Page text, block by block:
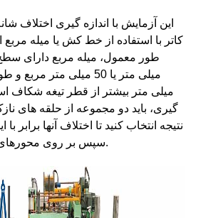
کاتر با استفاده از خط کش یا میله
میلی متر بیشتر از قطر تیغه شکاف
گیری، باید دو مجموعه از حلقه های
نتیجه انتخاب کنید تا اختلاف آنها برابر
سپس بر روی محورهای کاتر سوار شوند.